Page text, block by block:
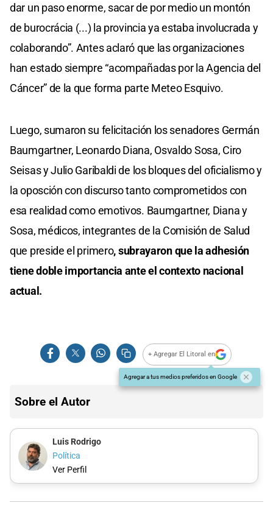
dar un paso enorme, sacar de por medio un montón
de burocrácia (...) la provincia ya estaba involucrada y
colaborando”. Antes aclaró que las organizaciones
han estado siempre “acompañadas por la Agencia del
Cáncer” de la que forma parte Meteo Esquivo.
Luego, sumaron su felicitación los senadores Germán
Baumgartner, Leonardo Diana, Osvaldo Sosa, Ciro
Seisas y Julio Garibaldi de los bloques del oficialismo y
la oposción con discurso tanto comprometidos con
esa realidad como emotivos. Baumgartner, Diana y
Sosa, médicos, integrantes de la Comisión de Salud
que preside el primero, subrayaron que la adhesión
tiene doble importancia ante el contexto nacional
actual.
+ Agregar El Litoral en
Agregar a tus medios preferidos en Google
Sobre el Autor
Luis Rodrigo
Política
Ver Perfil